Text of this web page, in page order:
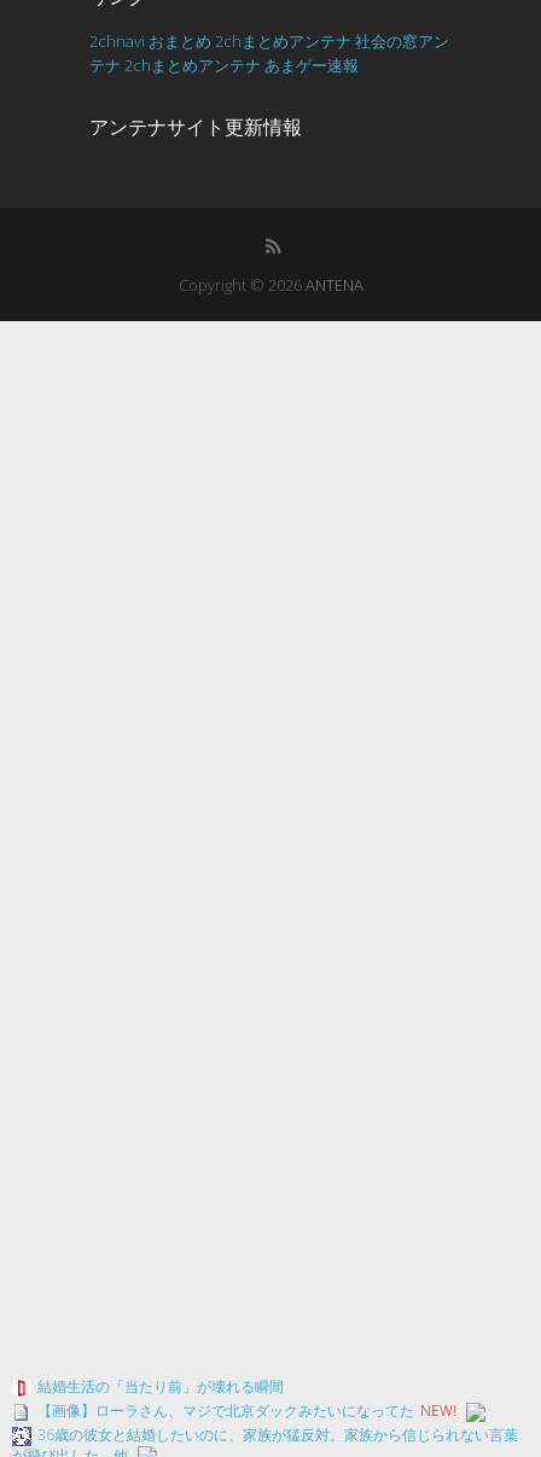
2chnavi おまとめ 2chまとめアンテナ 社会の窓アン
テナ 2chまとめアンテナ あまゲー速報
アンテナサイト更新情報
Copyright © 2026ANTENA
結婚生活の「当たり前」が壊れる瞬間
【画像】ローラさん、マジで北京ダックみたいになってた NEW!
36歳の彼女と結婚したいのに、家族が猛反対。家族から信じられない言葉